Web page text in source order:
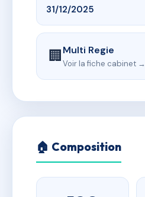
31/12/2025
🏢Multi Regie
Voir la fiche cabinet →
🏠 Composition